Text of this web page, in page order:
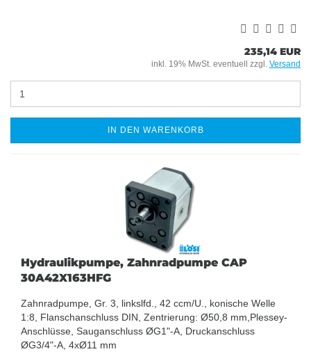
235,14 EUR
inkl. 19% MwSt. eventuell zzgl. Versand
IN DEN WARENKORB
Hydraulikpumpe, Zahnradpumpe CAP
30A42X163HFG
Zahnradpumpe, Gr. 3, linkslfd., 42 ccm/U., konische Welle
1:8, Flanschanschluss DIN, Zentrierung: Ø50,8 mm,Plessey-
Anschlüsse, Sauganschluss ØG1"-A, Druckanschluss
ØG3/4"-A, 4xØ11 mm